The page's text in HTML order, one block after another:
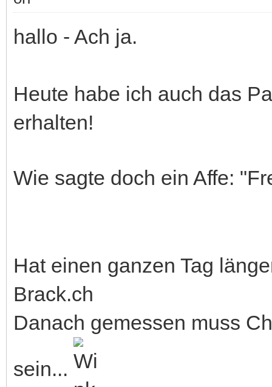
hallo - Ach ja.
Heute habe ich auch das
erhalten!
Wie sagte doch ein Affe:
Hat einen ganzen Tag
Brack.ch
Danach gemessen muss
sein...